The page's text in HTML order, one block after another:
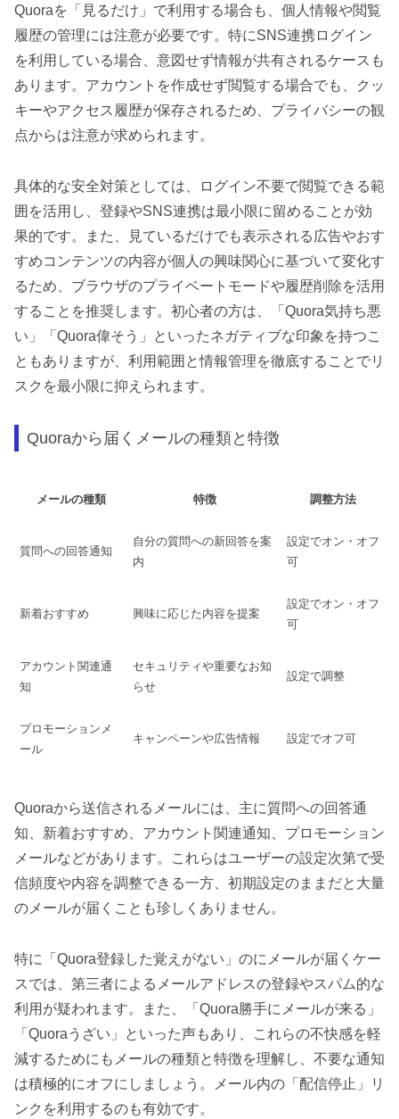
Quoraを「見るだけ」で利用する場合も、個人情報や閲覧
履歴の管理には注意が必要です。特にSNS連携ログイン
を利用している場合、意図せず情報が共有されるケースも
あります。アカウントを作成せず閲覧する場合でも、クッ
キーやアクセス履歴が保存されるため、プライバシーの観
点からは注意が求められます。
具体的な安全対策としては、ログイン不要で閲覧できる範
囲を活用し、登録やSNS連携は最小限に留めることが効
果的です。また、見ているだけでも表示される広告やおす
すめコンテンツの内容が個人の興味関心に基づいて変化す
るため、ブラウザのプライベートモードや履歴削除を活用
することを推奨します。初心者の方は、「Quora気持ち悪
い」「Quora偉そう」といったネガティブな印象を持つこ
ともありますが、利用範囲と情報管理を徹底することでリ
スクを最小限に抑えられます。
Quoraから届くメールの種類と特徴
メールの種類 特徴 調整方法
質問への回答通知
自分の質問への新回答を案
内
設定でオン・オフ
可
新着おすすめ 興味に応じた内容を提案
設定でオン・オフ
可
アカウント関連通
知
セキュリティや重要なお知
らせ
設定で調整
プロモーションメ
ール
キャンペーンや広告情報 設定でオフ可
Quoraから送信されるメールには、主に質問への回答通
知、新着おすすめ、アカウント関連通知、プロモーション
メールなどがあります。これらはユーザーの設定次第で受
信頻度や内容を調整できる一方、初期設定のままだと大量
のメールが届くことも珍しくありません。
特に「Quora登録した覚えがない」のにメールが届くケー
スでは、第三者によるメールアドレスの登録やスパム的な
利用が疑われます。また、「Quora勝手にメールが来る」
「Quoraうざい」といった声もあり、これらの不快感を軽
減するためにもメールの種類と特徴を理解し、不要な通知
は積極的にオフにしましょう。メール内の「配信停止」リ
ンクを利用するのも有効です。